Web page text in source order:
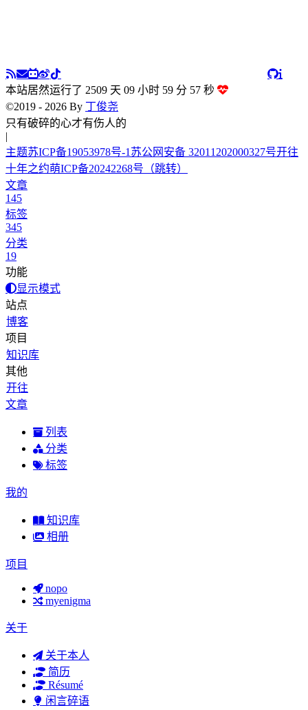
本站居然运行了 2509 天 09 小时 59 分 58 秒
©2019 - 2026 By 丁俊尧
只有破碎的心才有伤人的棱角。
|
主题苏ICP备19053978号-1 苏公网安备 32011202000327号开往
十年之约萌ICP备20242268号 （跳转）
文章
145
标签
345
分类
19
功能
显示模式
站点
博客
项目
知识库
其他
开往
文章
列表
分类
标签
我的
知识库
相册
项目
nopo
myenigma
关于
关于本人
简历
Résumé
闲言碎语